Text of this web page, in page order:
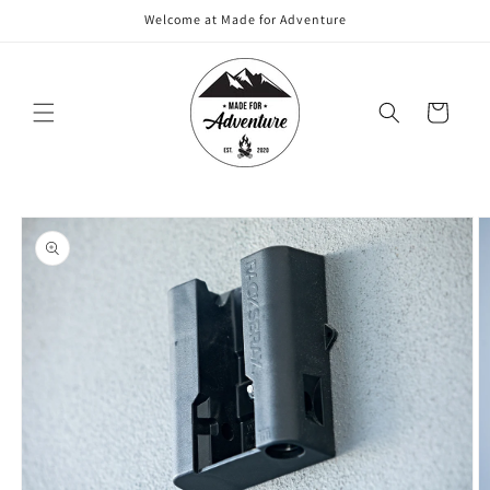
Welcome at Made for Adventure
Winkelwagen